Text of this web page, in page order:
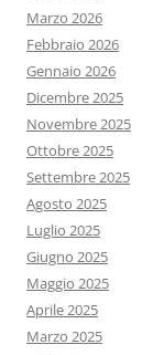
Marzo 2026
Febbraio 2026
Gennaio 2026
Dicembre 2025
Novembre 2025
Ottobre 2025
Settembre 2025
Agosto 2025
Luglio 2025
Giugno 2025
Maggio 2025
Aprile 2025
Marzo 2025